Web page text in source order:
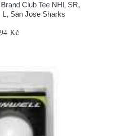
Club Tee NHL SR,
L, San Jose Sharks
Kč